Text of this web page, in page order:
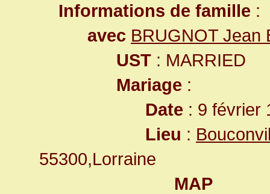
Informations de famille :
avec BRUGNOT Jean
UST : MARRIED
Mariage :
Date : 9 février
Lieu :
55300,Lorraine
MAP